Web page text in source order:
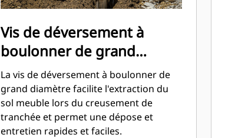
Vis de déversement à
boulonner de grand
diamètre
La vis de déversement à boulonner de
grand diamètre facilite l'extraction du
sol meuble lors du creusement de
tranchée et permet une dépose et
entretien rapides et faciles.